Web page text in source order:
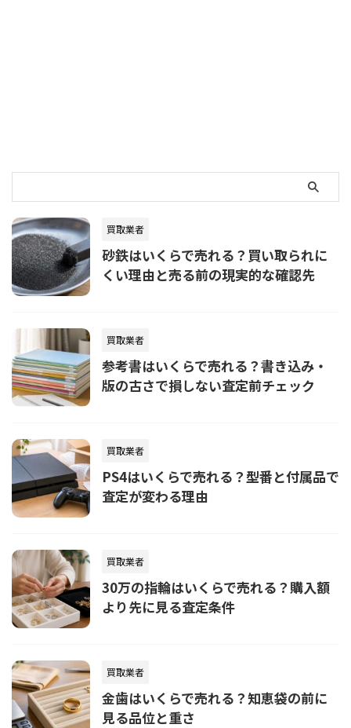
買取業者
砂鉄はいくらで売れる？買い取られに
くい理由と売る前の現実的な確認先
買取業者
参考書はいくらで売れる？書き込み・
版の古さで損しない査定前チェック
買取業者
PS4はいくらで売れる？型番と付属品で
査定が変わる理由
買取業者
30万の指輪はいくらで売れる？購入額
より先に見る査定条件
買取業者
金歯はいくらで売れる？知恵袋の前に
見る品位と重さ